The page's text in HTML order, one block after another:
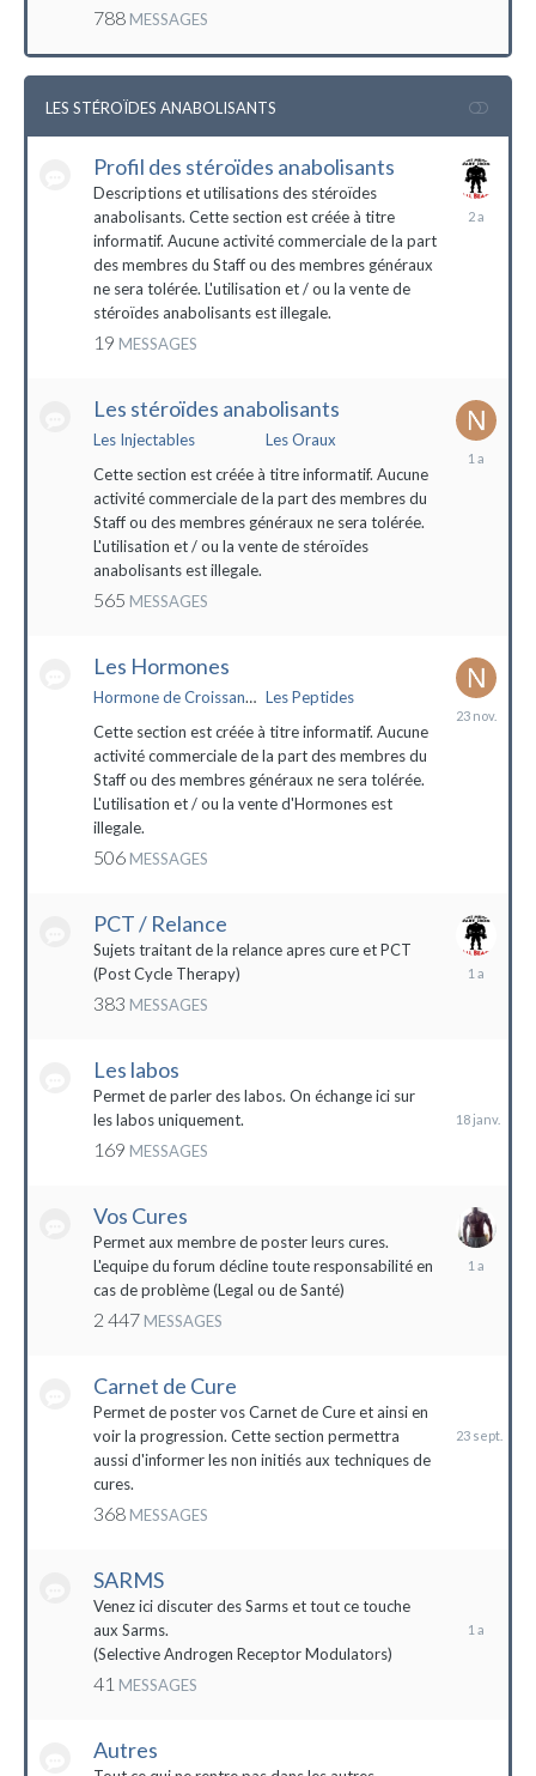
788 MESSAGES
LES STÉROÏDES ANABOLISANTS
Profil des stéroïdes anabolisants
Descriptions et utilisations des stéroïdes
anabolisants. Cette section est créée à titre
informatif. Aucune activité commerciale de la part
des membres du Staff ou des membres généraux
ne sera tolérée. L'utilisation et / ou la vente de
stéroïdes anabolisants est illegale.
19 MESSAGES
26
Les stéroïdes anabolisants
Les Injectables
Les Oraux
Cette section est créée à titre informatif. Aucune
activité commerciale de la part des membres du
Staff ou des membres généraux ne sera tolérée.
L'utilisation et / ou la vente de stéroïdes
anabolisants est illegale.
565 MESSAGES
Les Hormones
Hormone de Croissance (HGH) Les Peptides
Cette section est créée à titre informatif. Aucune
activité commerciale de la part des membres du
Staff ou des membres généraux ne sera tolérée.
L'utilisation et / ou la vente d'Hormones est
illegale.
506 MESSAGES
23
PCT / Relance
Sujets traitant de la relance apres cure et PCT
(Post Cycle Therapy)
383 MESSAGES
13
Les labos
Permet de parler des labos. On échange ici sur
les labos uniquement.
169 MESSAGES
Vos Cures
Permet aux membre de poster leurs cures.
L'equipe du forum décline toute responsabilité en
cas de problème (Legal ou de Santé)
2 447 MESSAGES
28
Carnet de Cure
Permet de poster vos Carnet de Cure et ainsi en
voir la progression. Cette section permettra
aussi d'informer les non initiés aux techniques de
cures.
368 MESSAGES
2023
SARMS
Venez ici discuter des Sarms et tout ce touche
aux Sarms.
(Selective Androgen Receptor Modulators)
41 MESSAGES
2022
Autres